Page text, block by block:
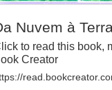
Nuvem à
to read this book,
Creator